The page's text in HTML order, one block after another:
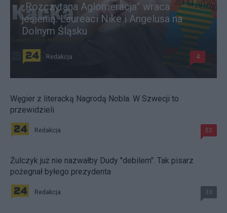
„Rozczytana Aglomeracja” wraca
jesienią. Laureaci Nike i Angelusa na
Dolnym Śląsku
Redakcja 4
Węgier z literacką Nagrodą Nobla. W Szwecji to
przewidzieli
Redakcja 52
Żulczyk już nie nazwałby Dudy "debilem". Tak pisarz
pożegnał byłego prezydenta
Redakcja 33